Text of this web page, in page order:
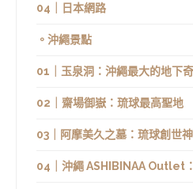
04｜日本網路
。沖繩景點
01｜玉泉洞：沖繩最大的地下
02｜齋場御嶽：琉球最高聖地
03｜阿摩美久之墓：琉球創世
04｜沖繩 ASHIBINAA Outlet